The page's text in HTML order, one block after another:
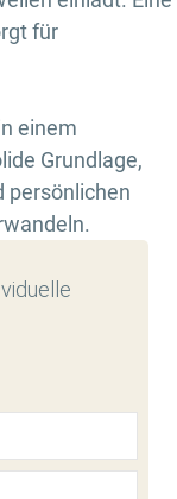
für
einem
Grundlage,
persönlichen